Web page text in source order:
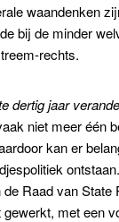
waandenken
bij de minder
rechts.
dertig jaar
niet meer één
kan er
Raad van State
met een